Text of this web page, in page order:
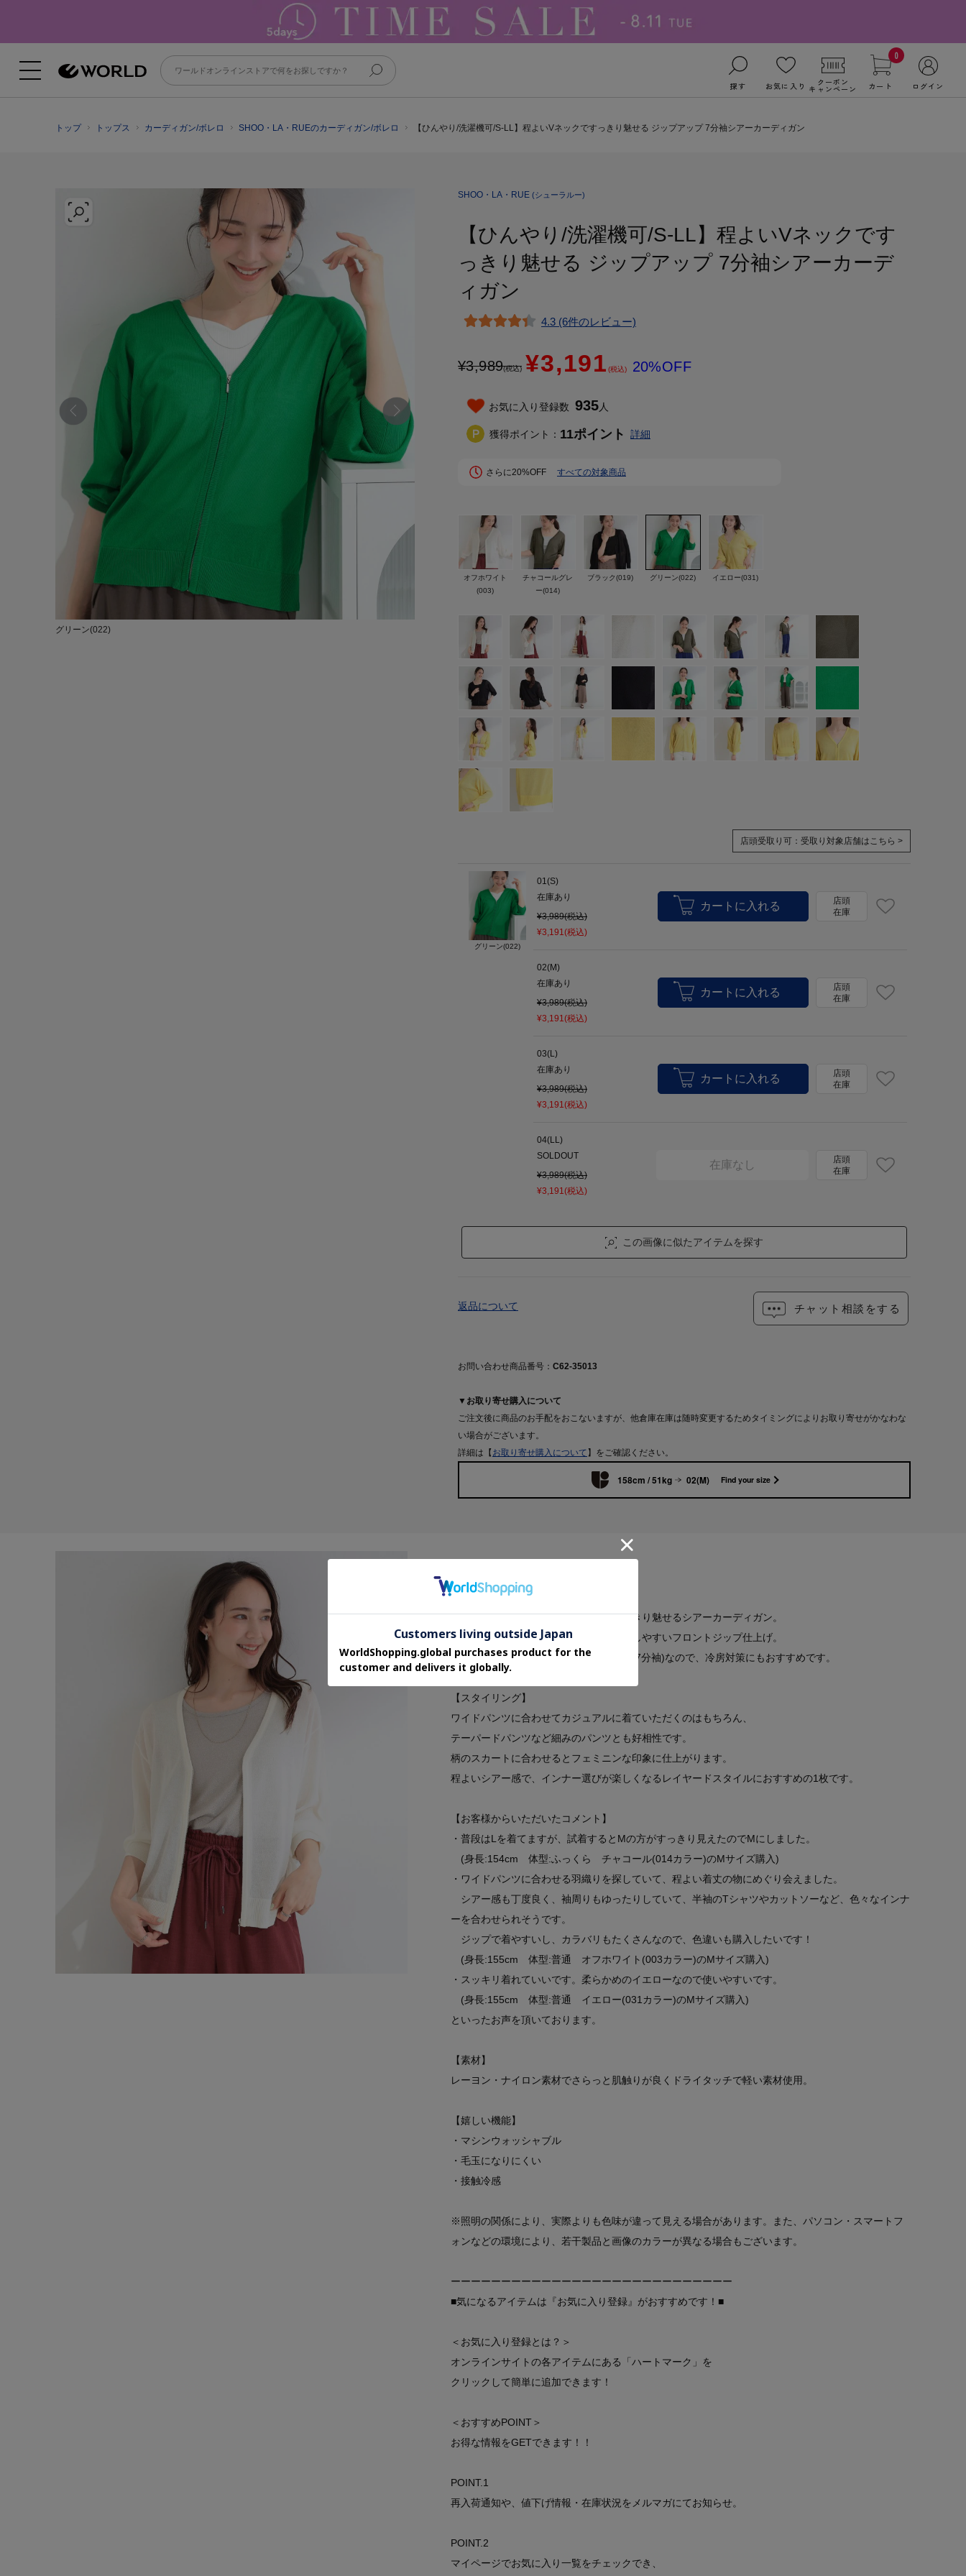
探す お気に入り クーポン
キャンペーン
0
カート ログイン
トップ トップス カーディガン/ボレロ SHOO・LA・RUEのカーディガン/ボレロ 【ひんやり/洗濯機可/S-LL】程よいVネックですっきり魅せる ジップアップ 7分袖シアーカーディガン
グリーン(022)
SHOO・LA・RUE (シューラルー)
【ひんやり/洗濯機可/S-LL】程よいVネックです
っきり魅せる ジップアップ 7分袖シアーカーデ
ィガン
4.3 (6件のレビュー)
¥3,989(税込) ¥3,191 (税込) 20%OFF
お気に入り登録数 935人
獲得ポイント： 11ポイント 詳細
さらに20%OFF すべての対象商品
オフホワイト
(003)
チャコールグレ
ー(014)
ブラック(019) グリーン(022) イエロー(031)
店頭受取り可： 受取り対象店舗はこちら >
グリーン(022)
01(S)
在庫あり
¥3,989(税込)
¥3,191(税込)
店頭
在庫
02(M)
在庫あり
¥3,989(税込)
¥3,191(税込)
店頭
在庫
03(L)
在庫あり
¥3,989(税込)
¥3,191(税込)
店頭
在庫
04(LL)
SOLDOUT
¥3,989(税込)
¥3,191(税込)
在庫なし
店頭
在庫
この画像に似たアイテムを探す
チャット相談をする
返品について
お問い合わせ商品番号： C62-35013
▼お取り寄せ購入について
ご注文後に商品のお手配をおこないますが、他倉庫在庫は随時変更するためタイミングによりお取り寄せがかなわな
い場合がございます。
詳細は【 お取り寄せ購入について 】をご確認ください。
158cm / 51kg 02(M) Find your size
【デザイン】
程よいⅤネックで胸元から顔回りもすっきり魅せるシアーカーディガン。
さらっと羽織れるライトな着心地で着脱しやすいフロントジップ仕上げ。
お袖は短すぎず長すぎない程よいお袖丈(7分袖)なので、冷房対策にもおすすめです。
【スタイリング】
ワイドパンツに合わせてカジュアルに着ていただくのはもちろん、
テーパードパンツなど細みのパンツとも好相性です。
柄のスカートに合わせるとフェミニンな印象に仕上がります。
程よいシアー感で、インナー選びが楽しくなるレイヤードスタイルにおすすめの1枚です。
【お客様からいただいたコメント】
・普段はLを着てますが、試着するとMの方がすっきり見えたのでMにしました。
(身長:154cm 体型:ふっくら チャコール(014カラー)のMサイズ購入)
・ワイドパンツに合わせる羽織りを探していて、程よい着丈の物にめぐり会えました。
シアー感も丁度良く、袖周りもゆったりしていて、半袖のTシャツやカットソーなど、色々なインナ
ーを合わせられそうです。
ジップで着やすいし、カラバリもたくさんなので、色違いも購入したいです！
(身長:155cm 体型:普通 オフホワイト(003カラー)のMサイズ購入)
・スッキリ着れていいです。柔らかめのイエローなので使いやすいです。
(身長:155cm 体型:普通 イエロー(031カラー)のMサイズ購入)
といったお声を頂いております。
【素材】
レーヨン・ナイロン素材でさらっと肌触りが良くドライタッチで軽い素材使用。
【嬉しい機能】
・マシンウォッシャブル
・毛玉になりにくい
・接触冷感
※照明の関係により、実際よりも色味が違って見える場合があります。また、パソコン・スマートフ
ォンなどの環境により、若干製品と画像のカラーが異なる場合もございます。
ーーーーーーーーーーーーーーーーーーーーーーーーーーーー
■気になるアイテムは『お気に入り登録』がおすすめです！■
＜お気に入り登録とは？＞
オンラインサイトの各アイテムにある「ハートマーク」を
クリックして簡単に追加できます！
＜おすすめPOINT＞
お得な情報をGETできます！！
POINT.1
再入荷通知や、値下げ情報・在庫状況をメルマガにてお知らせ。
POINT.2
マイページでお気に入り一覧をチェックでき、